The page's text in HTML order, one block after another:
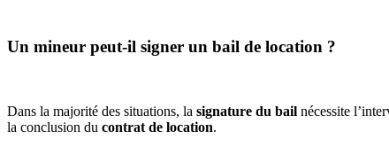
Un mineur peut-il signer un bail de location ?
Dans la majorité des situations, la signature du bail nécessite
la conclusion du contrat de location.